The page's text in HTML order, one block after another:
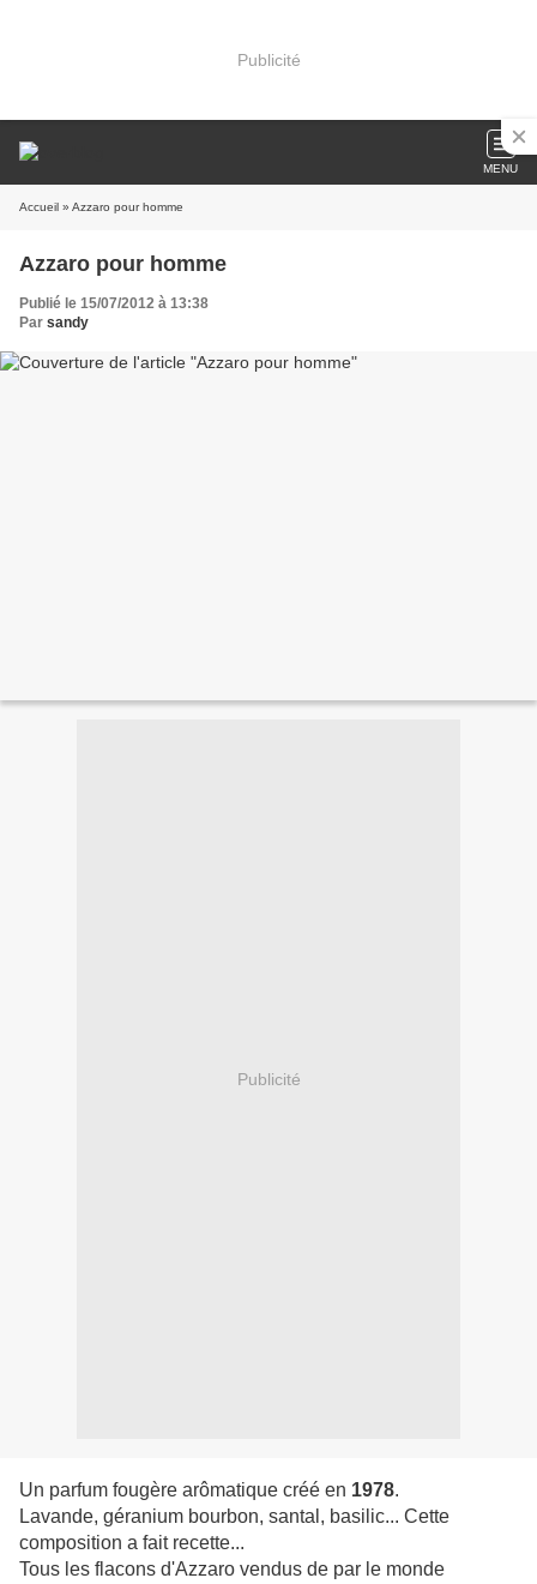
Publicité
MENU
Accueil » Azzaro pour homme
Azzaro pour homme
Publié le 15/07/2012 à 13:38
Par sandy
Publicité
Un parfum fougère arômatique créé en 1978.
Lavande, géranium bourbon, santal, basilic... Cette
composition a fait recette...
Tous les flacons d'Azzaro vendus de par le monde